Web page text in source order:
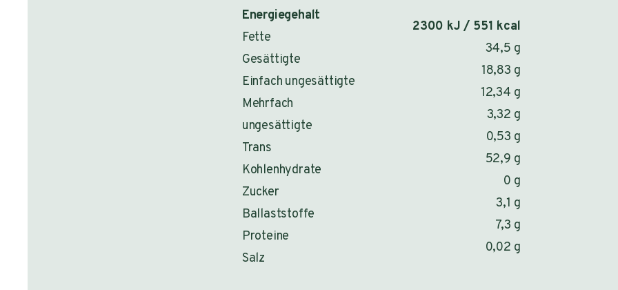
Energiegehalt
Fette
Gesättigte
Einfach ungesättigte
Mehrfach
ungesättigte
Trans
Kohlenhydrate
Zucker
Ballaststoffe
Proteine
Salz
2300 kJ / 551 kcal
34,5 g
18,83 g
12,34 g
3,32 g
0,53 g
52,9 g
0 g
3,1 g
7,3 g
0,02 g